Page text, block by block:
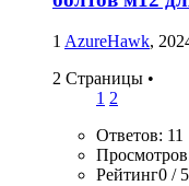
1 AzureHawk,
2 Страницы •
1 2
Ответов: 11
Рейтинг0 / 5